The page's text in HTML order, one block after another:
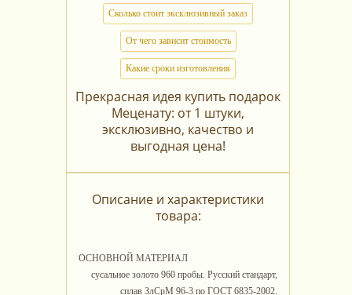
Сколько стоит эксклюзивный заказ
От чего зависит стоимость
Какие сроки изготовления
Прекрасная идея купить подарок
Меценату: от 1 штуки,
эксклюзивно, качество и
выгодная цена!
Описание и характеристики
товара:
ОСНОВНОЙ МАТЕРИАЛ
сусальное золото 960 пробы. Русский стандарт,
сплав ЗлСрМ 96-3 по ГОСТ 6835-2002.